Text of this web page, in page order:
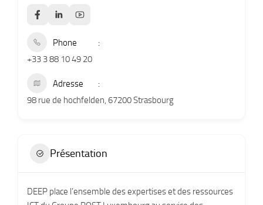
Phone
+33 3 88 10 49 20
Adresse
98 rue de hochfelden, 67200 Strasbourg
Présentation
DEEP place l’ensemble des expertises et des ressources